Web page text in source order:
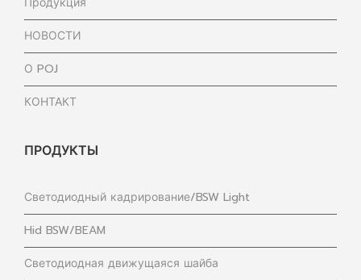
НОВОСТИ
О POJ
КОНТАКТ
ПРОДУКТЫ
Светодиодный кадрирование/BSW Light
Hid BSW/BEAM
Светодиодная движущаяся шайба